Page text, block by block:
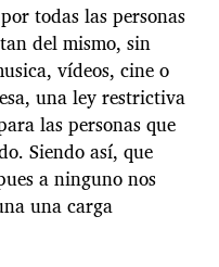
todas las personas
del mismo, sin
vídeos, cine o
una ley restrictiva
las personas que
Siendo así, que
a ninguno nos
una carga